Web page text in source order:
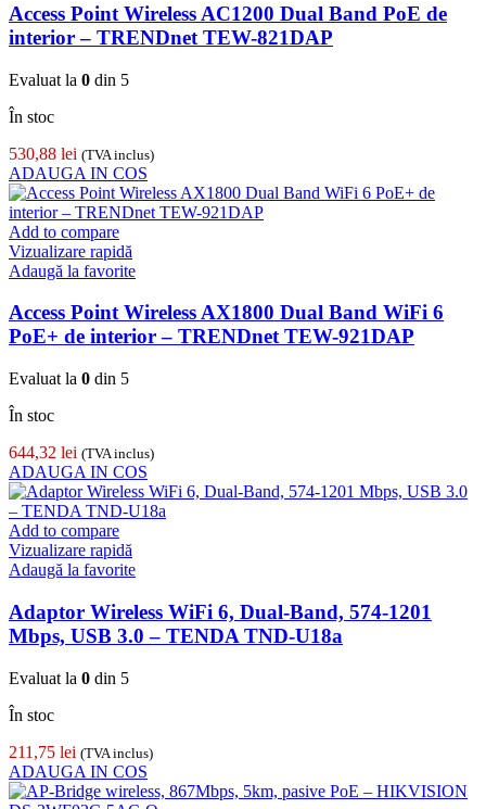
Access Point Wireless AC1200 Dual Band PoE de
interior – TRENDnet TEW-821DAP
Evaluat la 0 din 5
În stoc
530,88 lei (TVA inclus)
ADAUGA IN COS
Add to compare
Vizualizare rapidă
Adaugă la favorite
Access Point Wireless AX1800 Dual Band WiFi 6
PoE+ de interior – TRENDnet TEW-921DAP
Evaluat la 0 din 5
În stoc
644,32 lei (TVA inclus)
ADAUGA IN COS
Add to compare
Vizualizare rapidă
Adaugă la favorite
Adaptor Wireless WiFi 6, Dual-Band, 574-1201
Mbps, USB 3.0 – TENDA TND-U18a
Evaluat la 0 din 5
În stoc
211,75 lei (TVA inclus)
ADAUGA IN COS